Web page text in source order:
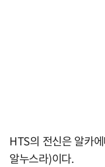
HTS의 전신은 알카
알누스라)이다.